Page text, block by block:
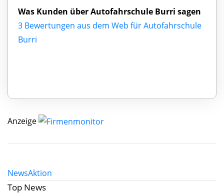
Was Kunden über Autofahrschule Burri sagen
3 Bewertungen aus dem Web für Autofahrschule
Burri
Anzeige
NewsAktion
Top News